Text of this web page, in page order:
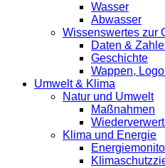
Wasser
Abwasser
Wissenswertes zur
Daten &
Geschichte
Wappen,
Umwelt & Klima
Natur und Umwelt
Maßnahmen
Klima und Energie